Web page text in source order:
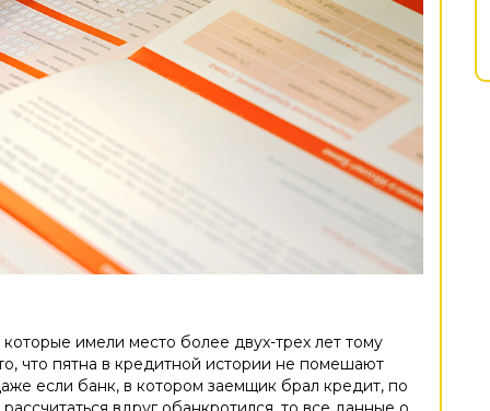
имели место более двух-трех лет тому
что пятна в кредитной истории не помешают
если банк, в котором заемщик брал кредит, по